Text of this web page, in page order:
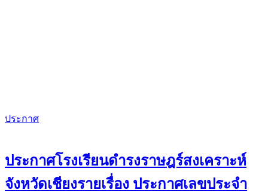
ประกาศ
ประกาศโรงเรียนดำรงราษฎร์สงเคราะห์
จังหวัดเชียงรายเรื่อง ประกาศเลขประจำ